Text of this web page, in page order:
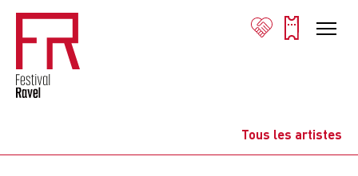
Tous les artistes